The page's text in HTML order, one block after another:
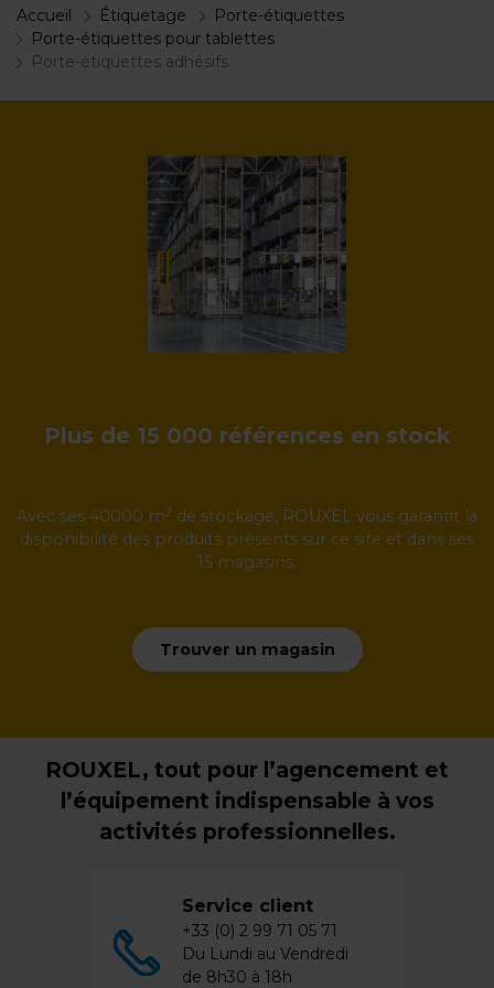
Accueil Étiquetage
Porte-étiquettes
Porte-étiquettes pour tablettes
Porte-étiquettes adhésifs
Plus de 15 000 références en stock
Avec ses 40000 m2 de stockage, ROUXEL vous garantit la
disponibilité des produits présents sur ce site et dans ses
15 magasins.
Trouver un magasin
ROUXEL, tout pour l’agencement et
l’équipement indispensable à vos
activités professionnelles.
Service client
+33 (0) 2 99 71 05 71
Du Lundi au Vendredi
de 8h30 à 18h